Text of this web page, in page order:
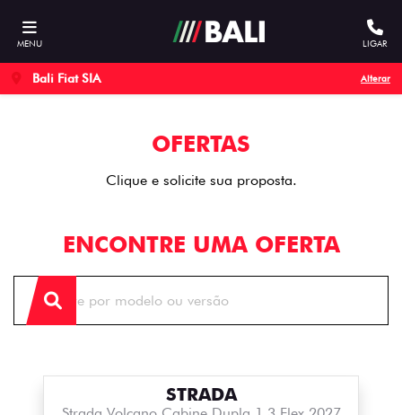
MENU LIGAR
Bali Fiat SIA Alterar
OFERTAS
Clique e solicite sua proposta.
ENCONTRE UMA OFERTA
STRADA